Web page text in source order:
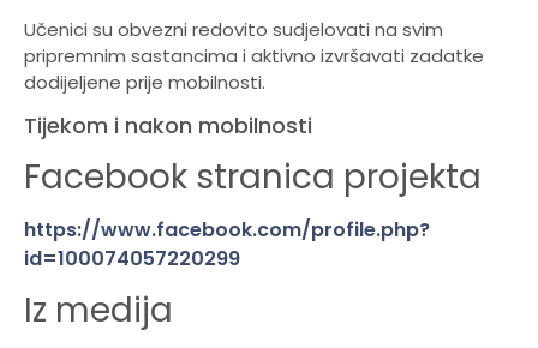
Učenici su obvezni redovito sudjelovati na svim
pripremnim sastancima i aktivno izvršavati zadatke
dodijeljene prije mobilnosti.
Tijekom i nakon mobilnosti
Facebook stranica projekta
https://www.facebook.com/profile.php?
id=100074057220299
Iz medija